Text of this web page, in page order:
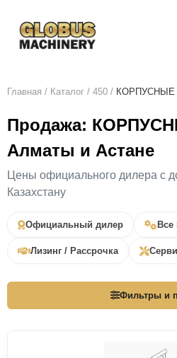
Главная / Каталог / 450 / КОРПУСНЫЕ
Продажа:
Алматы и Астане
Цены официального дилера с
Казахстану
Официальный дилер Все
Лизинг / Рассрочка
Фильтры и